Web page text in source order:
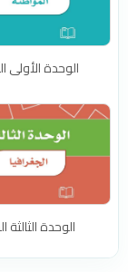
الوحدة الأولى
الوحدة الثالثة